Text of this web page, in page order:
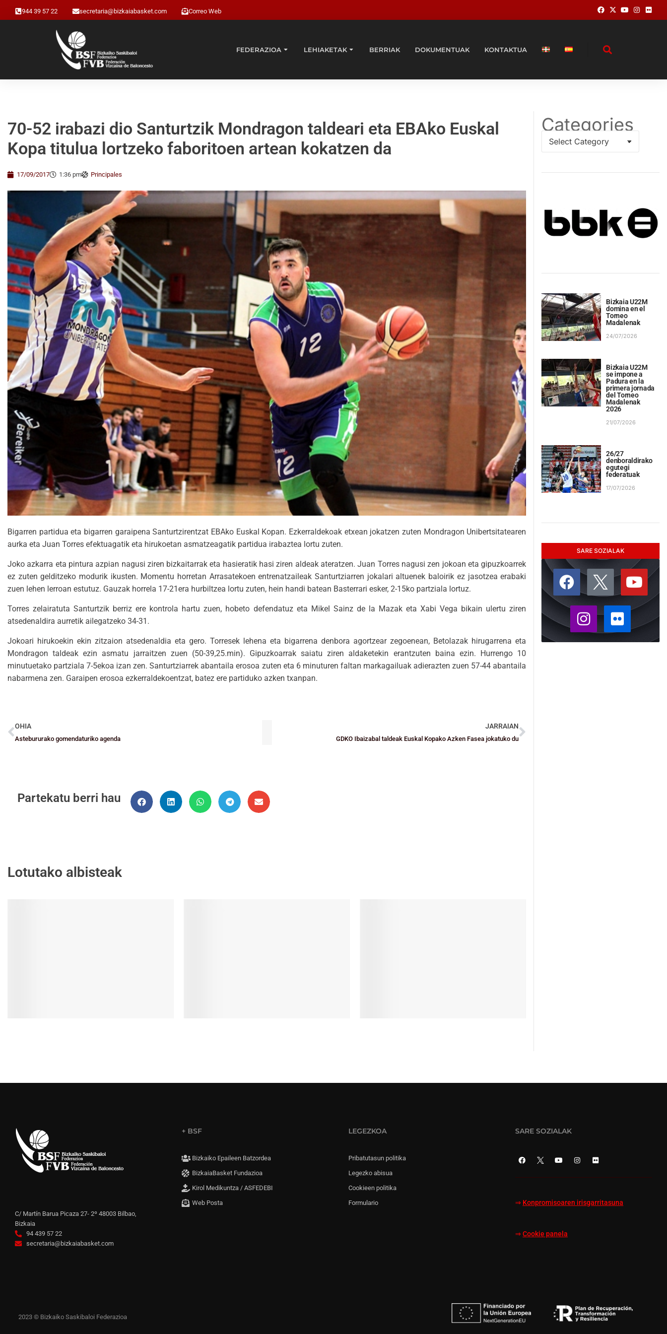
944 39 57 22 secretaria@bizkaiabasket.com Correo Web
FEDERAZIOA LEHIAKETAK BERRIAK DOKUMENTUAK KONTAKTUA
70-52 irabazi dio Santurtzik Mondragon taldeari eta EBAko Euskal
Kopa titulua lortzeko faboritoen artean kokatzen da
17/09/2017 1:36 pm Principales
Bigarren partidua eta bigarren garaipena Santurtzirentzat EBAko Euskal Kopan. Ezkerraldekoak etxean jokatzen zuten Mondragon Unibertsitatearen
aurka eta Juan Torres efektuagatik eta hirukoetan asmatzeagatik partidua irabaztea lortu zuten.
Joko azkarra eta pintura azpian nagusi ziren bizkaitarrak eta hasieratik hasi ziren aldeak ateratzen. Juan Torres nagusi zen jokoan eta gipuzkoarrek
ez zuten gelditzeko modurik ikusten. Momentu horretan Arrasatekoen entrenatzaileak Santurtziarren jokalari altuenek baloirik ez jasotzea erabaki
zuen lehen lerroan estutuz. Gauzak horrela 17-21era hurbiltzea lortu zuten, hein handi batean Basterrari esker, 2-15ko partziala lortuz.
Torres zelairatuta Santurtzik berriz ere kontrola hartu zuen, hobeto defendatuz eta Mikel Sainz de la Mazak eta Xabi Vega bikain ulertu ziren
atsedenaldira aurretik ailegatzeko 34-31.
Jokoari hirukoekin ekin zitzaion atsedenaldia eta gero. Torresek lehena eta bigarrena denbora agortzear zegoenean, Betolazak hirugarrena eta
Mondragon taldeak ezin asmatu jarraitzen zuen (50-39,25.min). Gipuzkoarrak saiatu ziren aldaketekin erantzuten baina ezin. Hurrengo 10
minutuetako partziala 7-5ekoa izan zen. Santurtziarrek abantaila erosoa zuten eta 6 minuturen faltan markagailuak adierazten zuen 57-44 abantaila
nabarmena zen. Garaipen erosoa ezkerraldekoentzat, batez ere partiduko azken txanpan.
OHIA
Astebururako gomendaturiko agenda
JARRAIAN
GDKO Ibaizabal taldeak Euskal Kopako Azken Fasea jokatuko du
Partekatu berri hau
Lotutako albisteak
Categories
Bizkaia U22M
domina en el
Torneo
Madalenak
24/07/2026
Bizkaia U22M
se impone a
Padura en la
primera jornada
del Torneo
Madalenak
2026
21/07/2026
26/27
denboraldirako
egutegi
federatuak
17/07/2026
SARE SOZIALAK
C/ Martín Barua Picaza 27- 2º 48003 Bilbao,
Bizkaia
94 439 57 22
secretaria@bizkaiabasket.com
+ BSF
Bizkaiko Epaileen Batzordea
BizkaiaBasket Fundazioa
Kirol Medikuntza / ASFEDEBI
Web Posta
LEGEZKOA
Pribatutasun politika
Legezko abisua
Cookieen politika
Formulario
SARE SOZIALAK
⇒ Konpromisoaren irisgarritasuna
⇒ Cookie panela
2023 © Bizkaiko Saskibaloi Federazioa